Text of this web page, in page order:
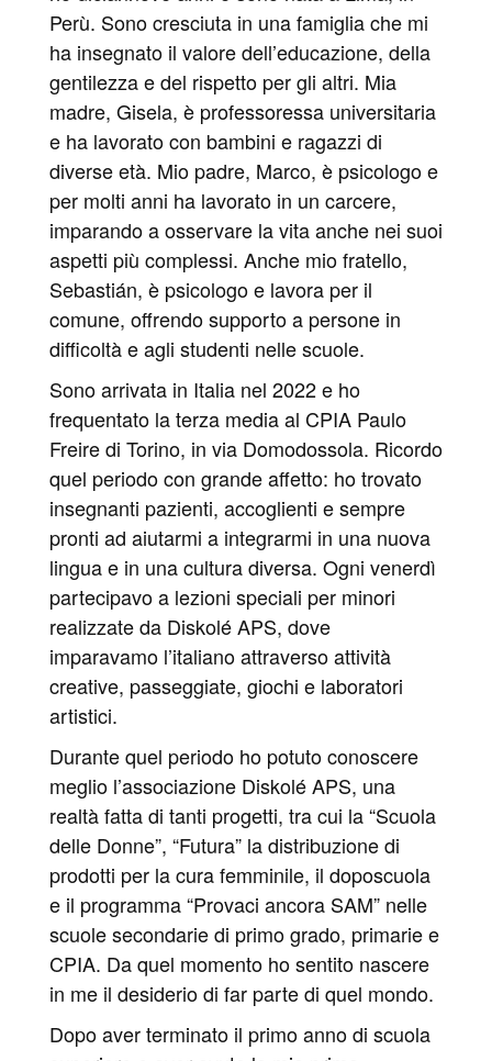
Perù. Sono cresciuta in una famiglia che mi
ha insegnato il valore dell’educazione, della
gentilezza e del rispetto per gli altri. Mia
madre, Gisela, è professoressa universitaria
e ha lavorato con bambini e ragazzi di
diverse età. Mio padre, Marco, è psicologo e
per molti anni ha lavorato in un carcere,
imparando a osservare la vita anche nei suoi
aspetti più complessi. Anche mio fratello,
Sebastián, è psicologo e lavora per il
comune, offrendo supporto a persone in
difficoltà e agli studenti nelle scuole.
Sono arrivata in Italia nel 2022 e ho
frequentato la terza media al CPIA Paulo
Freire di Torino, in via Domodossola. Ricordo
quel periodo con grande affetto: ho trovato
insegnanti pazienti, accoglienti e sempre
pronti ad aiutarmi a integrarmi in una nuova
lingua e in una cultura diversa. Ogni venerdì
partecipavo a lezioni speciali per minori
realizzate da Diskolé APS, dove
imparavamo l’italiano attraverso attività
creative, passeggiate, giochi e laboratori
artistici.
Durante quel periodo ho potuto conoscere
meglio l’associazione Diskolé APS, una
realtà fatta di tanti progetti, tra cui la “Scuola
delle Donne”, “Futura” la distribuzione di
prodotti per la cura femminile, il doposcuola
e il programma “Provaci ancora SAM” nelle
scuole secondarie di primo grado, primarie e
CPIA. Da quel momento ho sentito nascere
in me il desiderio di far parte di quel mondo.
Dopo aver terminato il primo anno di scuola